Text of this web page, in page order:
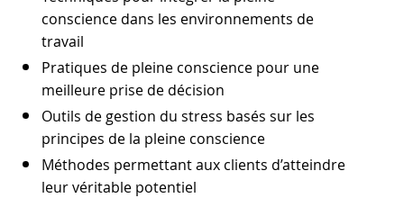
conscience dans les environnements de
travail
Pratiques de pleine conscience pour une
meilleure prise de décision
Outils de gestion du stress basés sur les
principes de la pleine conscience
Méthodes permettant aux clients d’atteindre
leur véritable potentiel